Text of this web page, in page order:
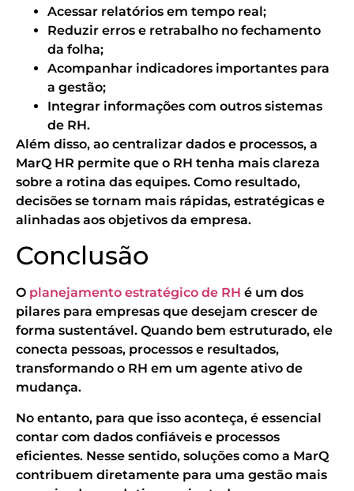
Acessar relatórios em tempo real;
Reduzir erros e retrabalho no fechamento
da folha;
Acompanhar indicadores importantes para
a gestão;
Integrar informações com outros sistemas
de RH.
Além disso, ao centralizar dados e processos, a
MarQ HR permite que o RH tenha mais clareza
sobre a rotina das equipes. Como resultado,
decisões se tornam mais rápidas, estratégicas e
alinhadas aos objetivos da empresa.
Conclusão
O planejamento estratégico de RH é um dos
pilares para empresas que desejam crescer de
forma sustentável. Quando bem estruturado, ele
conecta pessoas, processos e resultados,
transformando o RH em um agente ativo de
mudança.
No entanto, para que isso aconteça, é essencial
contar com dados confiáveis e processos
eficientes. Nesse sentido, soluções como a MarQ
contribuem diretamente para uma gestão mais